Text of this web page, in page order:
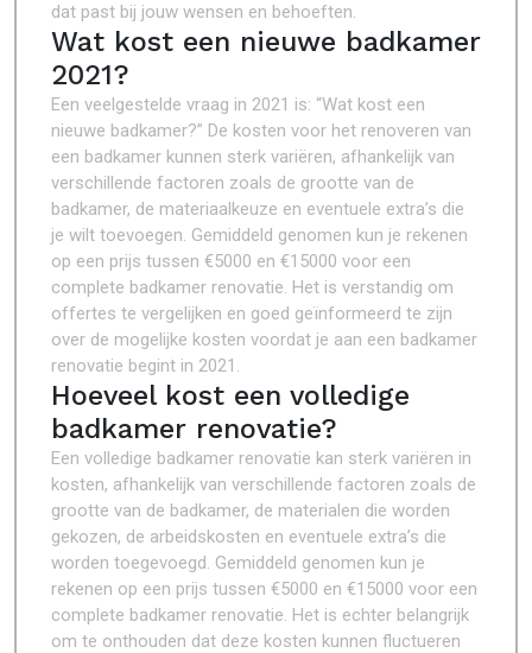
dat past bij jouw wensen en behoeften.
Wat kost een nieuwe badkamer
2021?
Een veelgestelde vraag in 2021 is: “Wat kost een
nieuwe badkamer?” De kosten voor het renoveren van
een badkamer kunnen sterk variëren, afhankelijk van
verschillende factoren zoals de grootte van de
badkamer, de materiaalkeuze en eventuele extra’s die
je wilt toevoegen. Gemiddeld genomen kun je rekenen
op een prijs tussen €5000 en €15000 voor een
complete badkamer renovatie. Het is verstandig om
offertes te vergelijken en goed geïnformeerd te zijn
over de mogelijke kosten voordat je aan een badkamer
renovatie begint in 2021.
Hoeveel kost een volledige
badkamer renovatie?
Een volledige badkamer renovatie kan sterk variëren in
kosten, afhankelijk van verschillende factoren zoals de
grootte van de badkamer, de materialen die worden
gekozen, de arbeidskosten en eventuele extra’s die
worden toegevoegd. Gemiddeld genomen kun je
rekenen op een prijs tussen €5000 en €15000 voor een
complete badkamer renovatie. Het is echter belangrijk
om te onthouden dat deze kosten kunnen fluctueren